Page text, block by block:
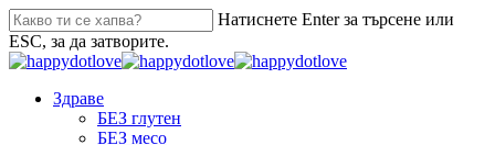
Натиснете Enter за търсене или
ESC, за да затворите.
Здраве
БЕЗ глутен
БЕЗ месо